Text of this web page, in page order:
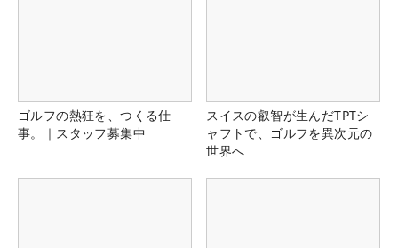
ゴルフの熱狂を、つくる仕
事。｜スタッフ募集中
スイスの叡智が生んだTPTシ
ャフトで、ゴルフを異次元の
世界へ